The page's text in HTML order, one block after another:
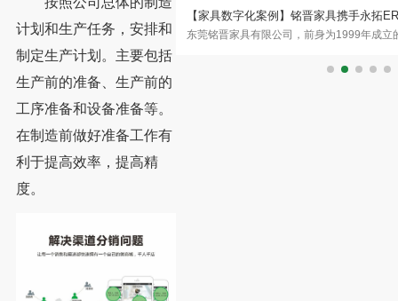
计划和生产任务，安排和
制定生产计划。主要包括
生产前的准备、生产前的
工序准备和设备准备等。
在制造前做好准备工作有
利于提高效率，提高精
度。
国内最早切入不锈钢橱柜赛道的
售于一体，产品线已从橱柜
【家具数字化案例】铭晋家具携手永拓
化之路
东莞铭晋家具有限公司，前身为1999年成